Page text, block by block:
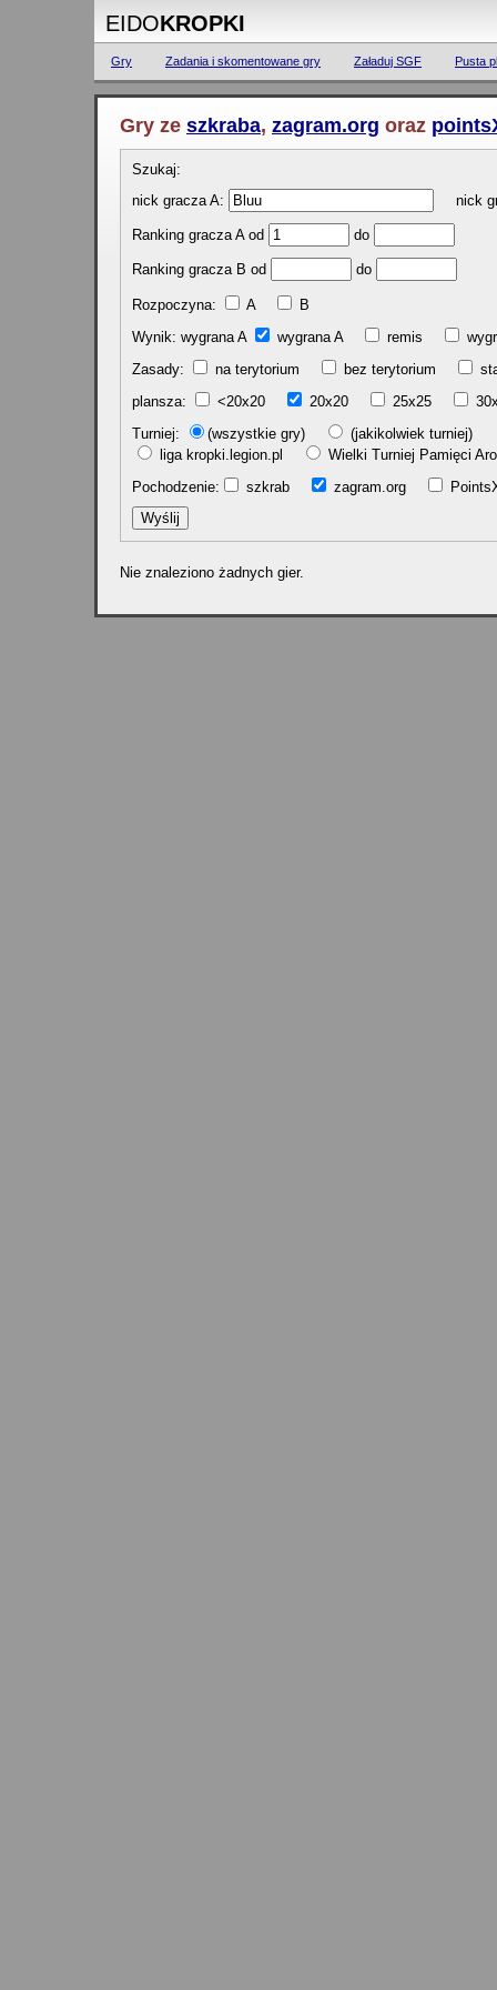
EIDOKROPKI
Gry Zadania i skomentowane gry Załaduj SGF Pusta
Gry ze szkraba, zagram.org oraz
Szukaj:
nick gracza A:
nick
Ranking gracza A od do
Ranking gracza B od do
Rozpoczyna: A
B
Wynik: wygrana A
wygrana A remis
Zasady:
na terytorium bez terytorium
plansza:
<20x20 20x20 25x25
Turniej:
(wszystkie gry)
(jakikolwiek turniej)
liga kropki.legion.pl
Wielki Turniej Pamięci
Pochodzenie:
szkrab zagram.org
Nie znaleziono żadnych gier.